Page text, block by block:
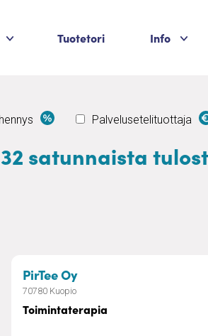
Palvelukategoriat
Tuotetori Info
Palvelusetelituottaja
satunnaista
PirTee Oy– Toimintaterapia
70780 Kuopio
Toimintaterapia